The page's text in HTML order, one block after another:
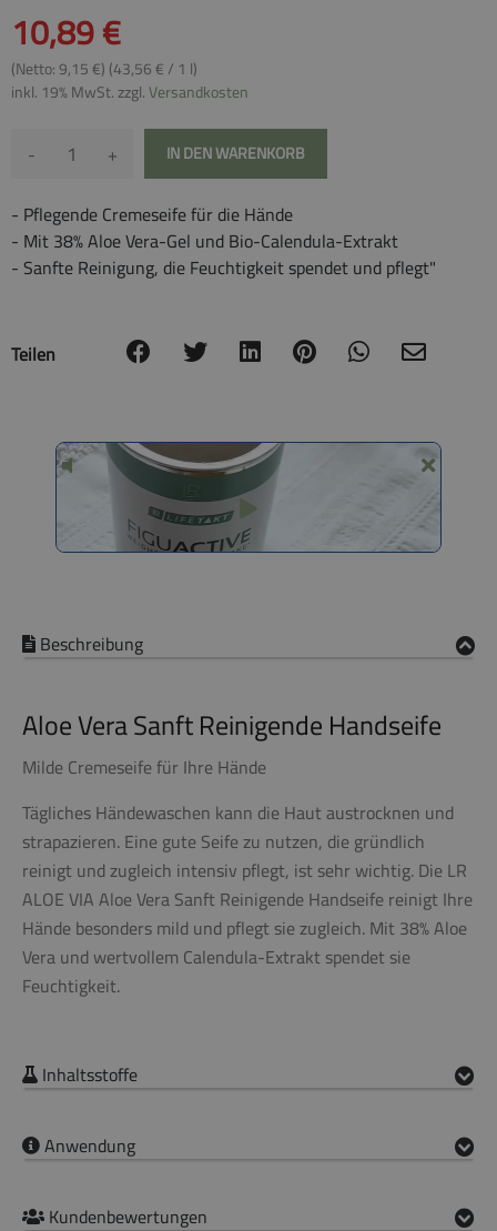
10,89 €
(Netto: 9,15 €) (43,56 € / 1 l)
inkl. 19% MwSt. zzgl.Versandkosten
- + IN DEN WARENKORB
- Pflegende Cremeseife für die Hände
- Mit 38% Aloe Vera-Gel und Bio-Calendula-Extrakt
- Sanfte Reinigung, die Feuchtigkeit spendet und pflegt"
Teilen
Beschreibung
Aloe Vera Sanft Reinigende Handseife
Milde Cremeseife für Ihre Hände
Tägliches Händewaschen kann die Haut austrocknen und
strapazieren. Eine gute Seife zu nutzen, die gründlich
reinigt und zugleich intensiv pflegt, ist sehr wichtig. Die LR
ALOE VIA Aloe Vera Sanft Reinigende Handseife reinigt Ihre
Hände besonders mild und pflegt sie zugleich. Mit 38% Aloe
Vera und wertvollem Calendula-Extrakt spendet sie
Feuchtigkeit.
Inhaltsstoffe
Anwendung
Kundenbewertungen